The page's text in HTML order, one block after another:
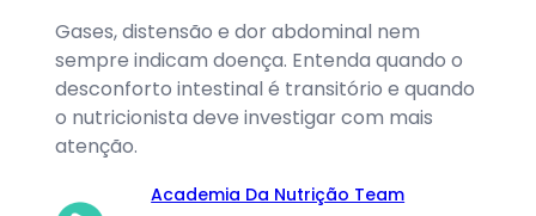
Gases, distensão e dor abdominal nem
sempre indicam doença. Entenda quando o
desconforto intestinal é transitório e quando
o nutricionista deve investigar com mais
atenção.
Academia Da Nutrição Team